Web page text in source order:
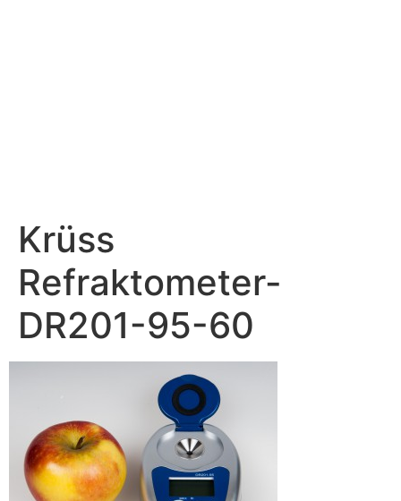
Krüss
Refraktometer-
DR201-95-60